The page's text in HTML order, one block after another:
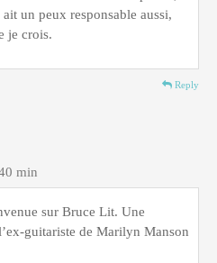
un peux responsable aussi,
je crois.
Reply
min
sur Bruce Lit. Une
guitariste de Marilyn Manson